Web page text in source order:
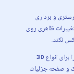
و برداری
ظاهری روی
انواع3D
جزئیات